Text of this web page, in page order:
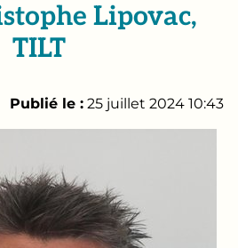
Lipovac,
TILT
Publié le : 25 juillet 2024 10:43